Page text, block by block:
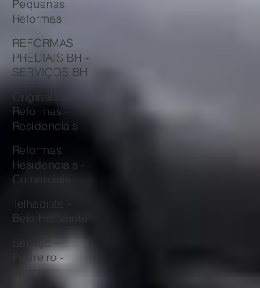
Pequenas
Reformas
REFORMAS
PREDIAIS BH -
SERVIÇOS BH
Originals
Reformas -
Residenciais
Reformas
Residenciais -
Comerciais
Telhadista -
Belo Horizonte
Serviço -
Pedreiro -
Pintor